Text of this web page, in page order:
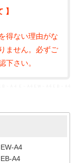
】
得ない理由がな
ません。必ずご
下さい。
A4
A4